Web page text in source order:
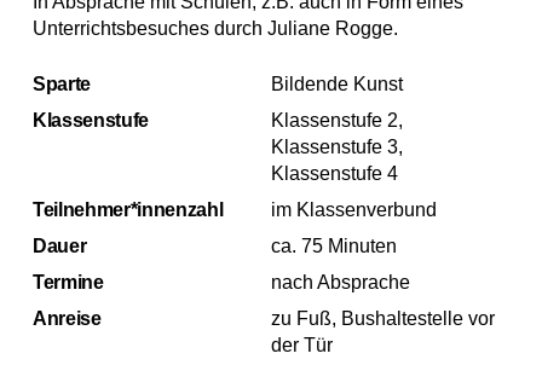
Unterrichtsbesuches durch Juliane Rogge.
Sparte
Bildende Kunst
Klassenstufe
Klassenstufe 2,
Klassenstufe 3,
Klassenstufe 4
Teilnehmer*innenzahl
im Klassenverbund
Dauer
ca. 75 Minuten
Termine
nach Absprache
Anreise
zu Fuß, Bushaltestelle vor
der Tür